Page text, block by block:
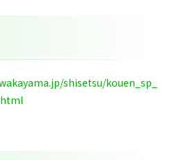
shisetsu/kouen_sp_